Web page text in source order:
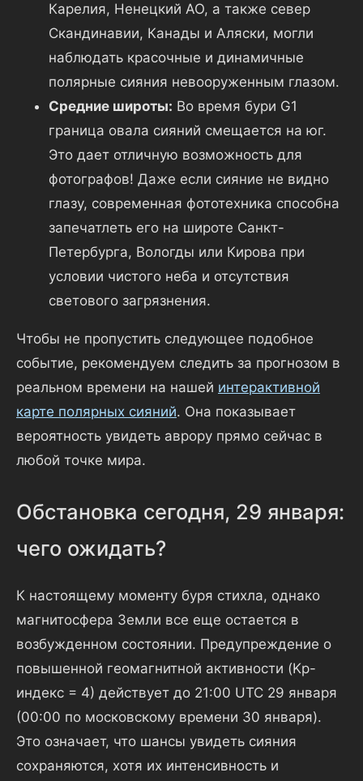
Карелия, Ненецкий АО, а также север
Скандинавии, Канады и Аляски, могли
наблюдать красочные и динамичные
полярные сияния невооруженным глазом.
Средние широты: Во время бури G1
граница овала сияний смещается на юг.
Это дает отличную возможность для
фотографов! Даже если сияние не видно
глазу, современная фототехника способна
запечатлеть его на широте Санкт-
Петербурга, Вологды или Кирова при
условии чистого неба и отсутствия
светового загрязнения.
Чтобы не пропустить следующее подобное
событие, рекомендуем следить за прогнозом в
реальном времени на нашей интерактивной
карте полярных сияний. Она показывает
вероятность увидеть аврору прямо сейчас в
любой точке мира.
Обстановка сегодня, 29 января:
чего ожидать?
К настоящему моменту буря стихла, однако
магнитосфера Земли все еще остается в
возбужденном состоянии. Предупреждение о
повышенной геомагнитной активности (Kp-
индекс = 4) действует до 21:00 UTC 29 января
(00:00 по московскому времени 30 января).
Это означает, что шансы увидеть сияния
сохраняются, хотя их интенсивность и